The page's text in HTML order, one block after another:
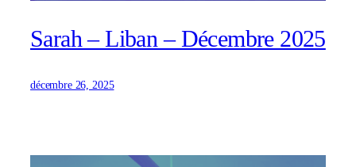
Sarah – Liban – Décembre 2025
décembre 26, 2025